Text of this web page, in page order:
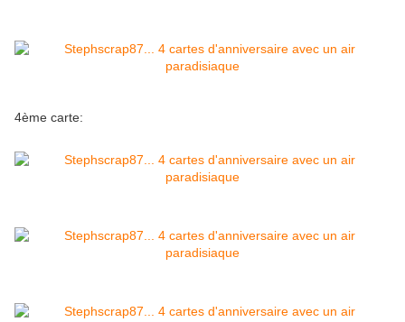
4ème carte: